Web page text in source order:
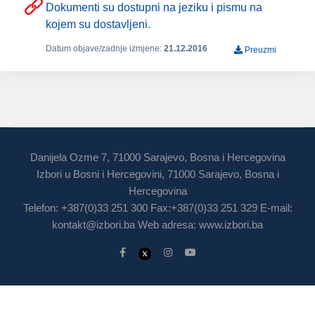
Dokumenti su dostupni na jeziku i pismu na
kojem su dostavljeni.
Datum objave/zadnje izmjene: 21.12.2016 Preuzmi
Danijela Ozme 7, 71000 Sarajevo, Bosna i Hercegovina
Izbori u Bosni i Hercegovini, 71000 Sarajevo, Bosna i
Hercegovina
Telefon: +387(0)33 251 300 Fax:+387(0)33 251 329 E-mail:
kontakt@izbori.ba Web adresa: www.izbori.ba